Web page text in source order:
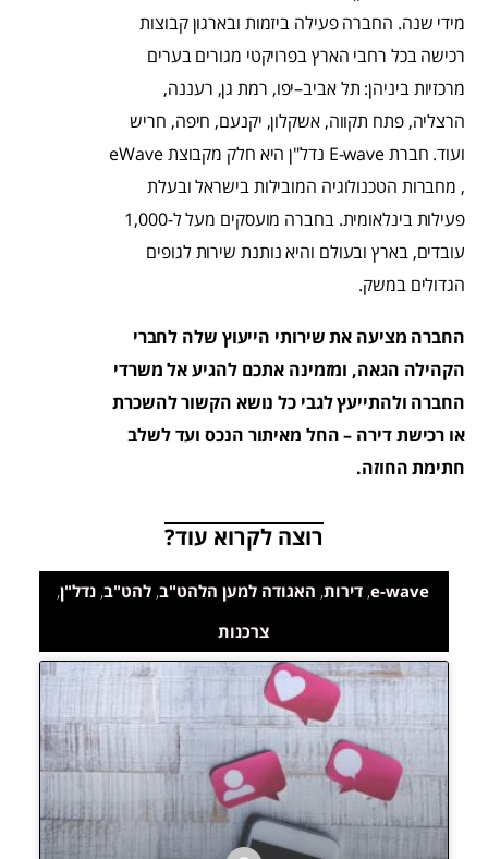
מידי שנה. החברה פעילה ביזמות ובארגון קבוצות
רכישה בכל רחבי הארץ בפרויקטי מגורים בערים
מרכזיות ביניהן: תל אביב–יפו, רמת גן, רעננה,
הרצליה, פתח תקווה, אשקלון, יקנעם, חיפה, חריש
ועוד. חברתE-wave נדל"ן היא חלק מקבוצתeWave
, מחברות הטכנולוגיה המובילות בישראל ובעלת
עובדים, בארץ ובעולם והיא נותנת שירות לגופים
הגדולים במשק.
החברה מציעה את שירותי הייעוץ שלה לחברי
הקהילה הגאה, ומזמינה אתכם להגיע אל משרדי
החברה ולהתייעץ לגבי כל נושא הקשור להשכרת
או רכישת דירה – החל מאיתור הנכס ועד לשלב
חתימת החוזה.
רוצה לקרוא עוד?
e-wave
, דירות, האגודה למען הלהט"ב, להט"ב, נדל"ן,
צרכנות